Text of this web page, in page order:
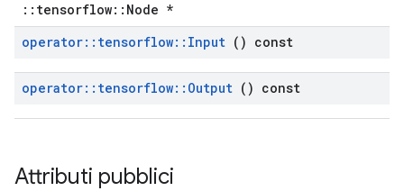
::tensorflow::Node *
operator:: tensorflow:: Input () const
operator:: tensorflow:: Output () const
Attributi pubblici